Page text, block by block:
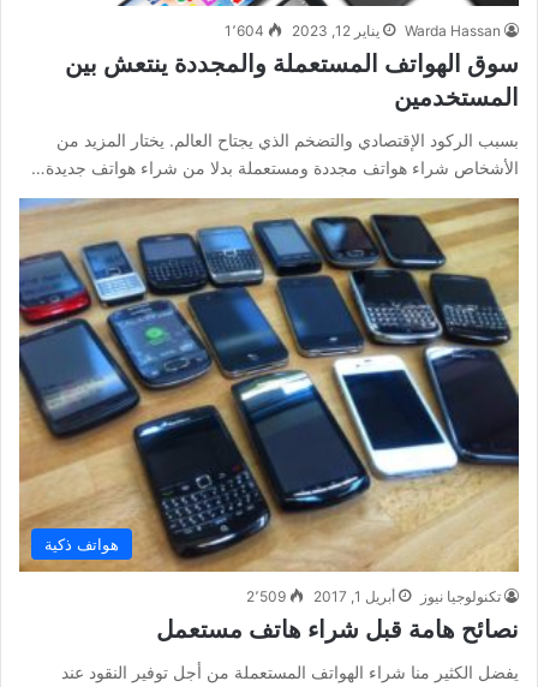
Warda Hassan يناير 12, 2023 1٬604
سوق الهواتف المستعملة والمجددة ينتعش بين
المستخدمين
بسبب الركود الإقتصادي والتضخم الذي يجتاح العالم. يختار المزيد من
الأشخاص شراء هواتف مجددة ومستعملة بدلا من شراء هواتف جديدة…
هواتف ذكية
تكنولوجيا نيوز أبريل 1, 2017 2٬509
نصائح هامة قبل شراء هاتف مستعمل
يفضل الكثير منا شراء الهواتف المستعملة من أجل توفير النقود عند